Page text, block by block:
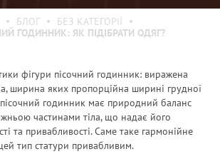
БЛОГ
БЕЗ КАТЕГОРІЇ
ГОДИННИК: ЯК ПІДІБРАТИ ОДЯГ?
фігури пісочний годинник: виражена
ширина яких пропорційна ширині грудної
годинник має природний баланс
частинами тіла, що надає його
та привабливості. Саме таке гармонійне
тип статури привабливим.